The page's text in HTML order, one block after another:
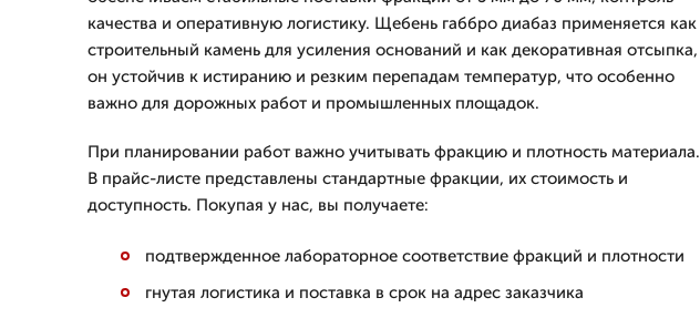
качества и оперативную логистику. Щебень габбро диабаз применяется как
строительный камень для усиления оснований и как декоративная отсыпка,
он устойчив к истиранию и резким перепадам температур, что особенно
важно для дорожных работ и промышленных площадок.
При планировании работ важно учитывать фракцию и плотность материала.
В прайс-листе представлены стандартные фракции, их стоимость и
доступность. Покупая у нас, вы получаете:
подтвержденное лабораторное соответствие фракций и плотности
гнутая логистика и поставка в срок на адрес заказчика